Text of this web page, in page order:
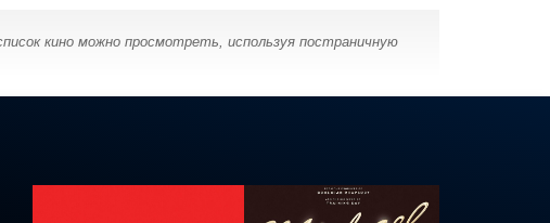
кино можно просмотреть, используя постраничную